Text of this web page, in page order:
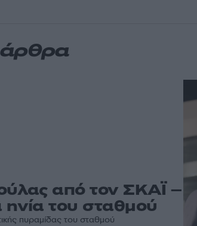
από τον ΣΚΑΪ –
του σταθμού
πυραμίδας του σταθμού